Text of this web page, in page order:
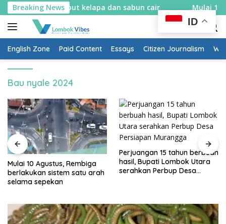
Skip
to
content
Breaking News
spons sabut kelapa dan sabun cair Mulai 10
English Zone Paid Content Essays Citizen Journalism
Bau nyale 2024
Mulai 10 Agustus, Rembiga
berlakukan sistem satu arah
selama sepekan
Perjuangan 15 tahun berbuah
hasil, Bupati Lombok Utara
serahkan Perbup Desa
ID